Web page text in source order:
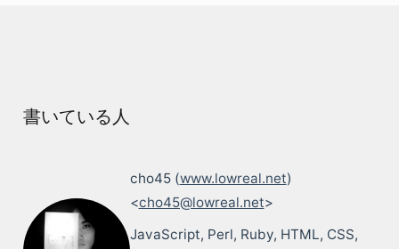
書いている人
cho45 (www.lowreal.net)
<cho45@lowreal.net>
JavaScript, Perl, Ruby, HTML, CSS,